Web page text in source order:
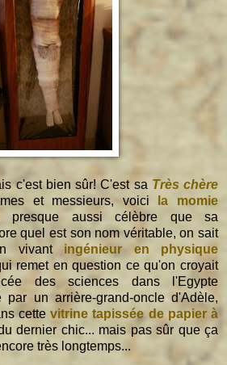
c'est bien sûr! C'est sa Très chère
et messieurs, voici
la momie
presque aussi célèbre que sa
quel est son nom véritable, on sait
vivant ingénieur en physique
remet en question ce qu'on croyait
des sciences dans l'Egypte
par un arrière-grand-oncle d'Adèle,
cettevitrine tapissée de papier à
dernier chic... mais pas sûr que ça
très longtemps...